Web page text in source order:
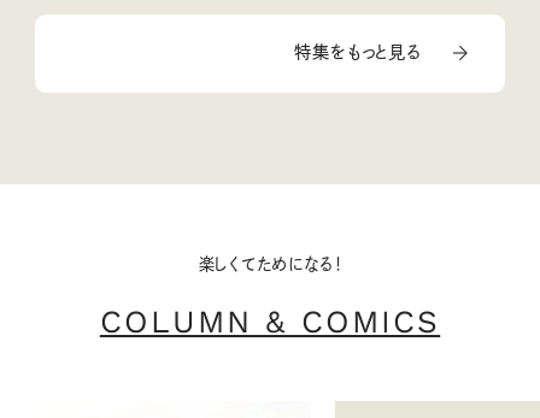
特集をもっと見る
楽しくてためになる！
COLUMN & COMICS